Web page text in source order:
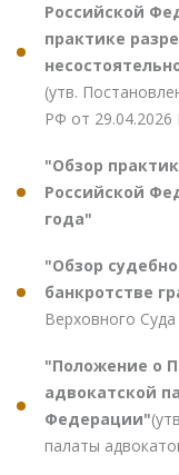
Российской
практике
(утв.
РФ от 29.04.2026
"Обзор
Российской
года"
"Обзор
банкротстве
Верховного
"Положение о
адвокатской
Федерации"
палаты